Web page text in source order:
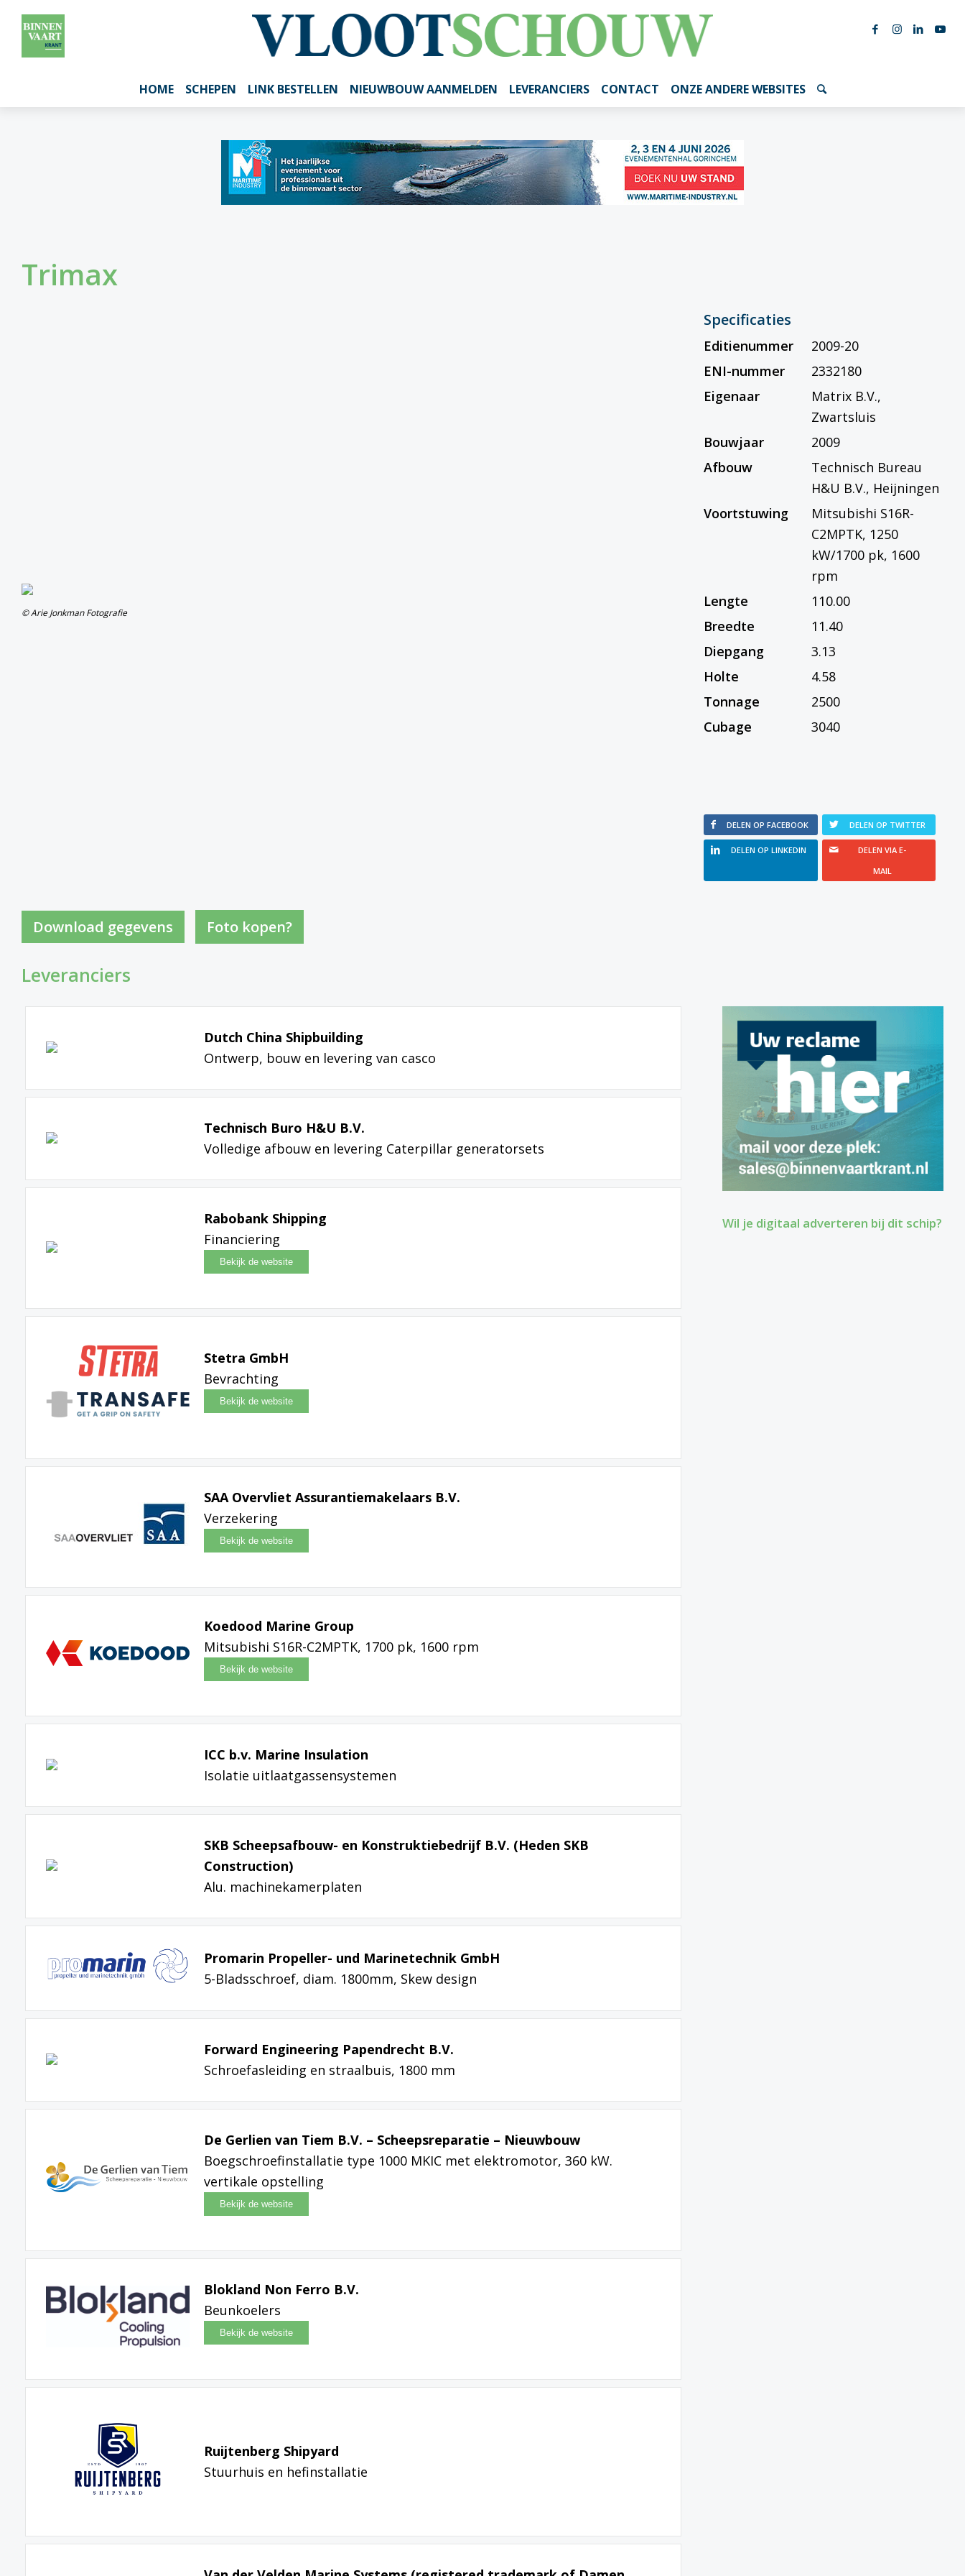
HOME SCHEPEN LINK BESTELLEN NIEUWBOUW AANMELDEN LEVERANCIERS CONTACT ONZE ANDERE WEBSITES
Trimax
© Arie Jonkman Fotografie
Specificaties
Editienummer
2009-20
ENI-nummer
2332180
Eigenaar
Matrix B.V.,
Zwartsluis
Bouwjaar
2009
Afbouw
Technisch Bureau
H&U B.V., Heijningen
Voortstuwing
Mitsubishi S16R-
C2MPTK, 1250
kW/1700 pk, 1600
rpm
Lengte
110.00
Breedte
11.40
Diepgang
3.13
Holte
4.58
Tonnage
2500
Cubage
3040
DELEN OP FACEBOOK DELEN OP TWITTER
DELEN OP LINKEDIN
DELEN VIA E-
MAIL
Foto kopen?
Leveranciers
Dutch China Shipbuilding
Ontwerp, bouw en levering van casco
Technisch Buro H&U B.V.
Volledige afbouw en levering Caterpillar generatorsets
Rabobank Shipping
Financiering
Stetra GmbH
Bevrachting
SAA Overvliet Assurantiemakelaars B.V.
Verzekering
Koedood Marine Group
Mitsubishi S16R-C2MPTK, 1700 pk, 1600 rpm
ICC b.v. Marine Insulation
Isolatie uitlaatgassensystemen
SKB Scheepsafbouw- en Konstruktiebedrijf B.V. (Heden SKB
Construction)
Alu. machinekamerplaten
Promarin Propeller- und Marinetechnik GmbH
5-Bladsschroef, diam. 1800mm, Skew design
Forward Engineering Papendrecht B.V.
Schroefasleiding en straalbuis, 1800 mm
De Gerlien van Tiem B.V. – Scheepsreparatie – Nieuwbouw
Boegschroefinstallatie type 1000 MKIC met elektromotor, 360 kW.
vertikale opstelling
Blokland Non Ferro B.V.
Beunkoelers
Ruijtenberg Shipyard
Stuurhuis en hefinstallatie
Wil je digitaal adverteren bij dit schip?